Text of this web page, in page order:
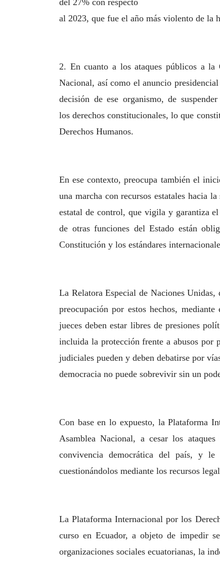
al 2023, que fue el año más violento de la
2. En cuanto a los ataques públicos a
Nacional, así como el anuncio
decisión de ese organismo, de
losderechos constitucionales, lo que
Derechos Humanos.
En ese contexto, preocupa también el
una marcha con recursos estatales hacia la
estatal de control, que vigila y garantiza
de otras funciones del Estado están
Constitución y los estándares
La Relatora Especial de Naciones
preocupación por estoshechos,
jueces deben estar libres de presiones
incluida la protección frente a abusos por
judiciales pueden y deben debatirse por
democracia no puede sobrevivir sin un
Con base en lo expuesto, la Plataforma
Asamblea Nacional, a cesar los
convivencia democrática del país, y
cuestionándolos mediante los recursos
La Plataforma Internacional por los
curso en Ecuador, a objeto de impedir
organizaciones sociales ecuatorianas, la